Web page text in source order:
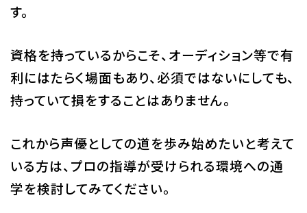
す。
資格を持っているからこそ、オーディション等で有
利にはたらく場面もあり、必須ではないにしても、
持っていて損をすることはありません。
これから声優としての道を歩み始めたいと考えて
いる方は、プロの指導が受けられる環境への通
学を検討してみてください。